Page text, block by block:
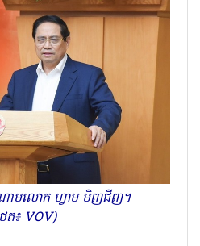
ណាមលោក ហ្វាម មិញជីញ។
ត៖ VOV)